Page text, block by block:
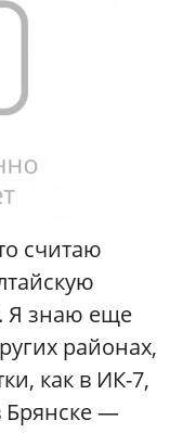
считаю
Я знаю еще
районах,
как в ИК-7,
Брянске —